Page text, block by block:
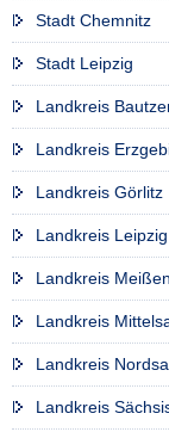
Stadt Chemnitz
Stadt Leipzig
Landkreis
Landkreis
Landkreis Görlitz
Landkreis Leipzig
Landkreis Meißen
Landkreis
Landkreis
Landkreis